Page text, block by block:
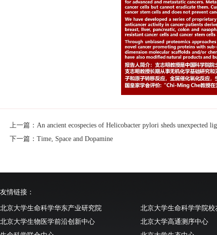
上一篇：An ancient ecospecies of Helicobacter pylori sheds unexpected
下一篇：Time, Space and Dopamine
友情链接：
北京大学生命科学华东产业研究院
北京大学生命科学学院校
北京大学生物医学前沿创新中心
北京大学高通测序中心